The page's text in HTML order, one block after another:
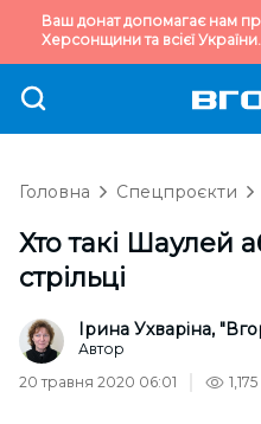
Ваш донат допомагає нам
Херсонщини та всієї України.
Головна Спецпроєкти
Хто такі Шаулей
стрільці
Ірина Ухваріна,
Автор
20 травня 2020 06:01
1,175